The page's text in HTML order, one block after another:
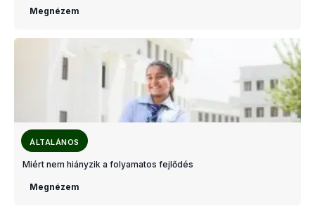
Megnézem
ÁLTALÁNOS
Miért nem hiányzik a folyamatos fejlődés
Megnézem